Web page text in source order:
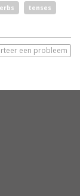
tenses
een probleem